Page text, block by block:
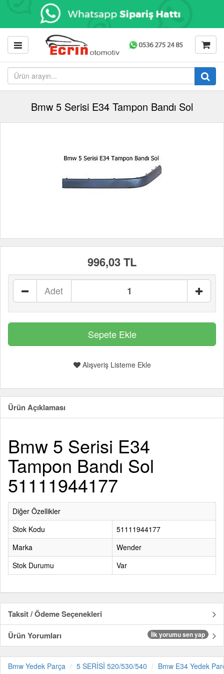
Bmw 5 Serisi E34 Tampon Bandı Sol
996,03 TL
Adet
Alışveriş Listeme Ekle
Ürün Açıklaması
Bmw 5 Serisi E34
Tampon Bandı Sol
51111944177
Diğer Özellikler
Stok Kodu
51111944177
Marka
Wender
Stok Durumu
Var
Taksit / Ödeme Seçenekleri
Ürün Yorumları
İlk yorumu sen yap
Bmw Yedek Parça 5 SERİSİ 520/530/540 Bmw E34 Yedek